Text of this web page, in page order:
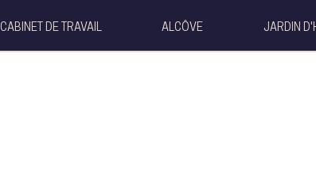
CABINET DE TRAVAIL ALCÔVE JARDIN